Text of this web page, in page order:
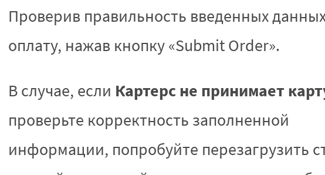
Проверив правильность введенных
оплату, нажав кнопку «Submit Order».
В случае, если Картерс не принимает
проверьте корректность заполненной
информации, попробуйте перезагрузить